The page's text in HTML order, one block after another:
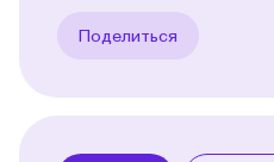
Поделиться